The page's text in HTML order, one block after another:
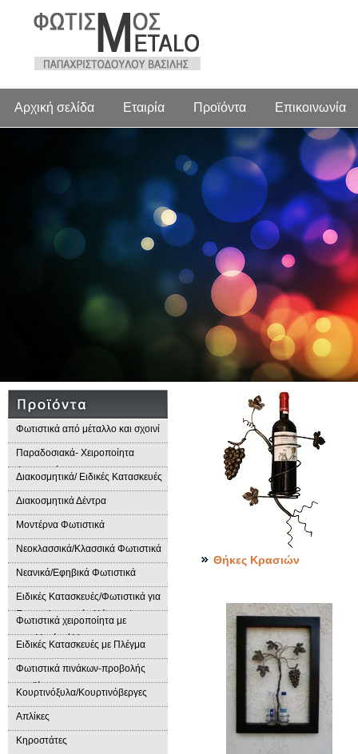
Αρχική σελίδα Εταιρία Προϊόντα Επικοινωνία
Φωτιστικά από μέταλλο και σχοινί
Παραδοσιακά- Χειροποίητα
Φωτιστικά
Διακοσμητικά/ Ειδικές Κατασκευές
Διακοσμητικά Δέντρα
Μοντέρνα Φωτιστικά
Νεοκλασσικά/Κλασσικά Φωτιστικά
Νεανικά/Εφηβικά Φωτιστικά
Ειδικές Κατασκευές/Φωτιστικά για
Επαγγελματικούς Χώρους/
Παραδοσιακά Φωτιστικά
Φωτιστικά χειροποίητα με
μεταλλικά φύλλα
Ειδικές Κατασκευές με Πλέγμα
Φωτιστικά πινάκων-προβολής
προϊόντων
Κουρτινόξυλα/Κουρτινόβεργες
Απλίκες
Κηροστάτες
Θήκες Κρασιών